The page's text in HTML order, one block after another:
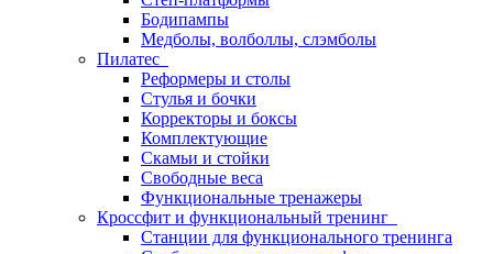
Бодипампы
Медболы, волболлы, слэмболы
Пилатес
Реформеры и столы
Стулья и бочки
Корректоры и боксы
Комплектующие
Скамьи и стойки
Свободные веса
Функциональные тренажеры
Кроссфит и функциональный тренинг
Станции для функционального тренинга